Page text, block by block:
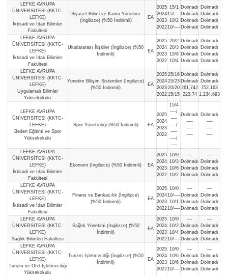
LEFKE AVRUPA
ÜNİVERSİTESİ (KKTC-
LEFKE)
İktisadi ve İdari Bilimler
Fakültesi
Siyaset Bilimi ve Kamu Yönetimi
(İngilizce) (%50 İndirimli)
EA
2025
2024
2023
2022
15/1
15/—-
10/2
10/—-
Dolmadı
Dolmadı
Dolmadı
Dolmadı
Dolmadı
Dolmadı
Dolmadı
Dolmadı
LEFKE AVRUPA
ÜNİVERSİTESİ (KKTC-
LEFKE)
İktisadi ve İdari Bilimler
Fakültesi
Uluslararası İlişkiler (İngilizce) (%50
İndirimli)
EA
2025
2024
2023
2022
20/2
20/3
15/8
10/4
Dolmadı
Dolmadı
Dolmadı
Dolmadı
Dolmadı
Dolmadı
Dolmadı
Dolmadı
LEFKE AVRUPA
ÜNİVERSİTESİ (KKTC-
LEFKE)
Uygulamalı Bilimler
Yüksekokulu
Yönetim Bilişim Sistemleri (İngilizce)
(%50 İndirimli)
EA
2025
2024
2023
2022
25/16
25/23
20/20
15/15
Dolmadı
Dolmadı
261,742
223,74
Dolmadı
Dolmadı
752.163
1.234.693
LEFKE AVRUPA
ÜNİVERSİTESİ (KKTC-
LEFKE)
Beden Eğitimi ve Spor
Yüksekokulu
Spor Yöneticiliği (%50 İndirimli) EA
2025
2024
2023
2022
15/4
—-/
—-
—-/
—-
—-/
—-
Dolmadı
—-
—-
—-
Dolmadı
—-
—-
—-
LEFKE AVRUPA
ÜNİVERSİTESİ (KKTC-
LEFKE)
İktisadi ve İdari Bilimler
Fakültesi
Ekonomi (İngilizce) (%50 İndirimli) EA
2025
2024
2023
2022
10/0
10/3
10/6
10/2
—
Dolmadı
Dolmadı
Dolmadı
—
Dolmadı
Dolmadı
Dolmadı
LEFKE AVRUPA
ÜNİVERSİTESİ (KKTC-
LEFKE)
İktisadi ve İdari Bilimler
Fakültesi
Finans ve Bankacılık (İngilizce)
(%50 İndirimli)
EA
2025
2024
2023
2022
10/0
10/—-
10/1
10/—-
—
Dolmadı
Dolmadı
Dolmadı
—
Dolmadı
Dolmadı
Dolmadı
LEFKE AVRUPA
ÜNİVERSİTESİ (KKTC-
LEFKE)
Sağlık Bilimleri Fakültesi
Sağlık Yönetimi (İngilizce) (%50
İndirimli)
EA
2025
2024
2023
2022
10/0
10/2
10/4
10/—-
—
Dolmadı
Dolmadı
Dolmadı
—
Dolmadı
Dolmadı
Dolmadı
LEFKE AVRUPA
ÜNİVERSİTESİ (KKTC-
LEFKE)
Turizm ve Otel İşletmeciliği
Yüksekokulu
Turizm İşletmeciliği (İngilizce) (%50
İndirimli)
EA
2025
2024
2023
2022
10/0
10/6
10/6
10/—-
—
Dolmadı
Dolmadı
Dolmadı
—
Dolmadı
Dolmadı
Dolmadı